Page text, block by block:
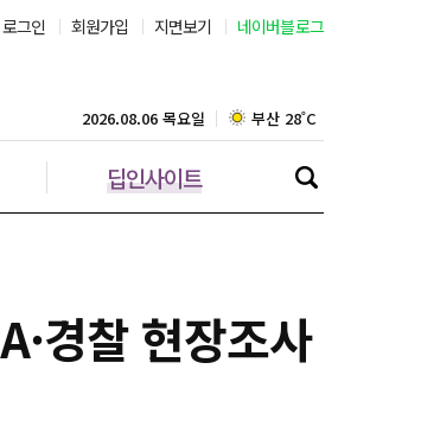
로그인 회원가입 지면보기 네이버블로그
딥인사이트
2026.08.06 목요일 부산 28˚C
대구 26˚C
대전 29˚C
경찰 현장조사